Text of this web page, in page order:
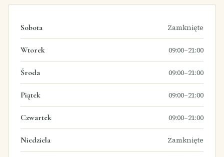
Sobota Zamknięte
Wtorek 09:00–21:00
Środa 09:00–21:00
Piątek 09:00–21:00
Czwartek 09:00–21:00
Niedziela Zamknięte